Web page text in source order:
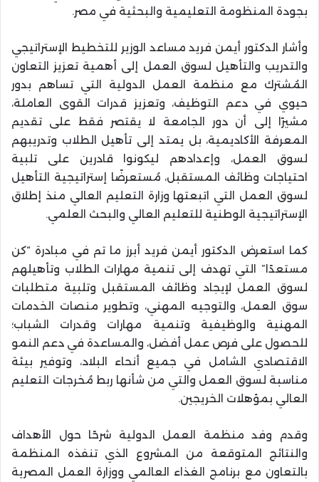
بجودة المنظومة التعليمية والبحثية في مصر.
وأشار الدكتور أيمن فريد مساعد الوزير للتخطيط الإستراتيجي
والتدريب والتأهيل لسوق العمل إلى أهمية تعزيز التعاون
المُشترك مع منظمة العمل الدولية التي تساهم بدور
حيوي في دعم التوظيف، وتعزيز قدرات القوى العاملة،
مشيرًا إلى أن دور الجامعة لا يقتصر فقط على تقديم
المعرفة الأكاديمية، بل يمتد إلى تأهيل الطلاب وتدريبهم
لسوق العمل، وإعدادهم ليكونوا قادرين على تلبية
احتياجات وظائف المستقبل، مُستعرضًا إستراتيجية التأهيل
لسوق العمل التي اتبعتها وزارة التعليم العالي منذ إطلاق
الإستراتيجية الوطنية للتعليم العالي والبحث العلمي.
كما استعرض الدكتور أيمن فريد أبرز ما تم في مبادرة “كن
مستعدًا” التي تهدف إلى تنمية مهارات الطلاب وتأهيلهم
لسوق العمل لإيجاد وظائف المستقبل وتلبية متطلبات
سوق العمل، والتوجيه المهني، وتطوير منصات الخدمات
المهنية والوظيفية وتنمية مهارات وقدرات الشباب؛
للحصول على فرص عمل أفضل، والمساعدة في دعم النمو
الاقتصادي الشامل في جميع أنحاء البلاد، وتوفير بيئة
مناسبة لسوق العمل والتي من شأنها ربط مُخرجات التعليم
العالي بمؤهلات الخريجين.
وقدم وفد منظمة العمل الدولية شرحًا حول الأهداف
والنتائج المتوقعة من المشروع الذي تنفذه المنظمة
بالتعاون مع برنامج الغذاء العالمي ووزارة العمل المصرية